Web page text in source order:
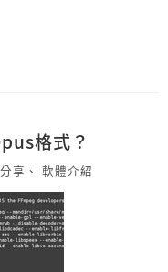
格式？
享 、 軟體介紹